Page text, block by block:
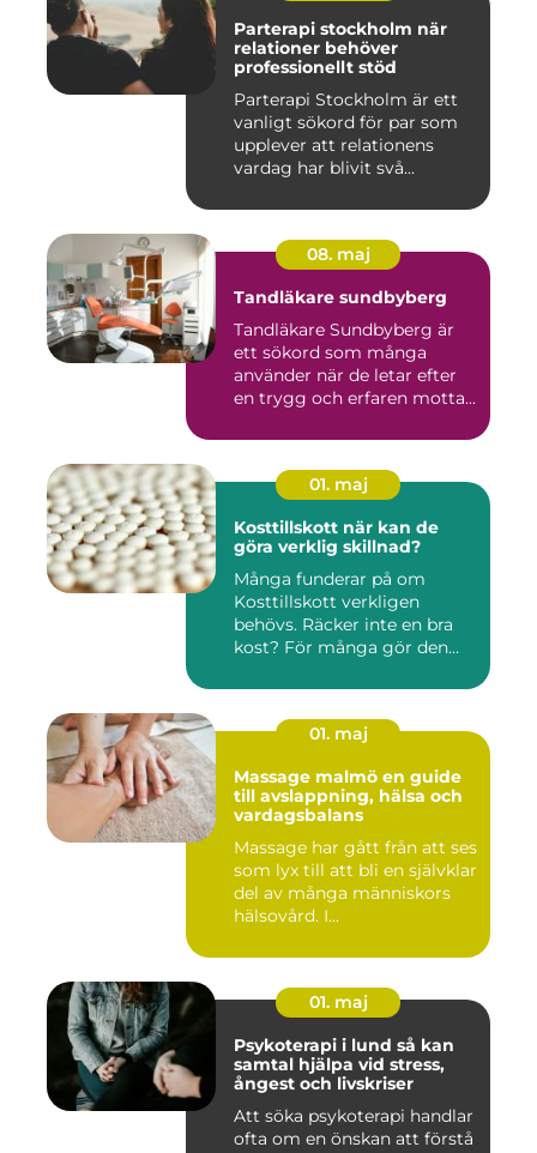
Parterapi stockholm när
relationer behöver
professionellt stöd
Parterapi Stockholm är ett
vanligt sökord för par som
upplever att relationens
vardag har blivit svå...
08. maj
Tandläkare sundbyberg
Tandläkare Sundbyberg är
ett sökord som många
använder när de letar efter
en trygg och erfaren motta...
01. maj
Kosttillskott när kan de
göra verklig skillnad?
Många funderar på om
Kosttillskott verkligen
behövs. Räcker inte en bra
kost? För många gör den
01. maj
Massage malmö en guide
till avslappning, hälsa och
vardagsbalans
Massage har gått från att ses
som lyx till att bli en självklar
del av många människors
hälsovård. I...
01. maj
Psykoterapi i lund så kan
samtal hjälpa vid stress,
ångest och livskriser
Att söka psykoterapi handlar
ofta om en önskan att förstå